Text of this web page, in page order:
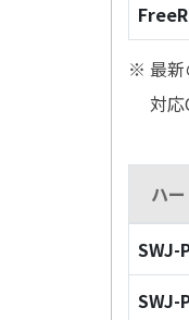
※ 最新
対応
ハ
SWJ-
SWJ-